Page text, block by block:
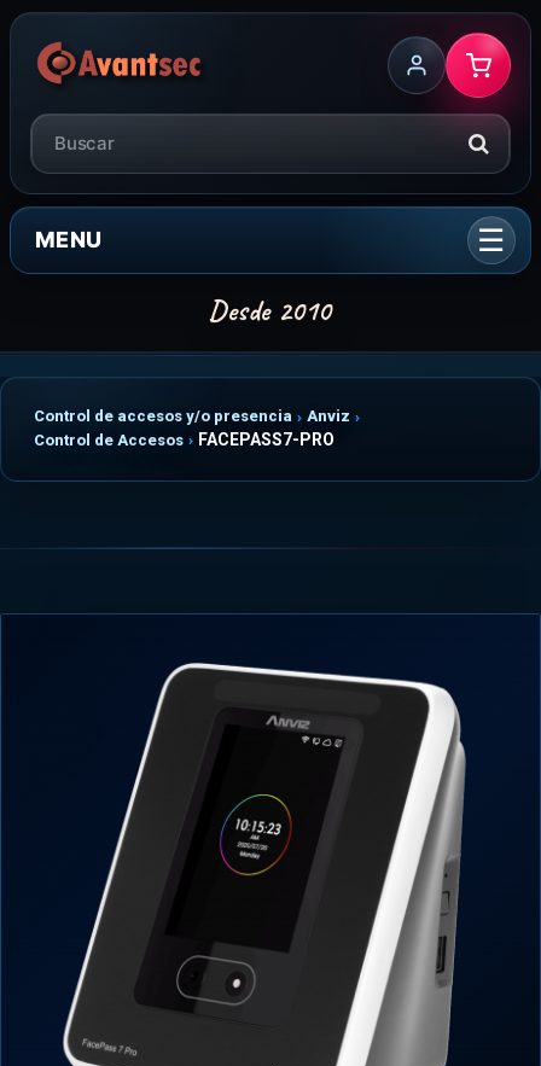
MENU
Control de accesos y/o presencia
Anviz
Control de Accesos
FACEPASS7-PRO